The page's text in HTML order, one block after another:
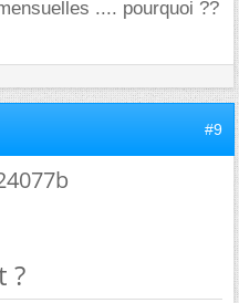
.... pourquoi ??
#9
?